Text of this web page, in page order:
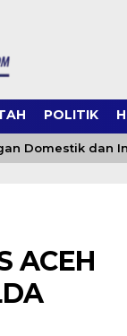
POLITIK
Domestik dan
ACEH